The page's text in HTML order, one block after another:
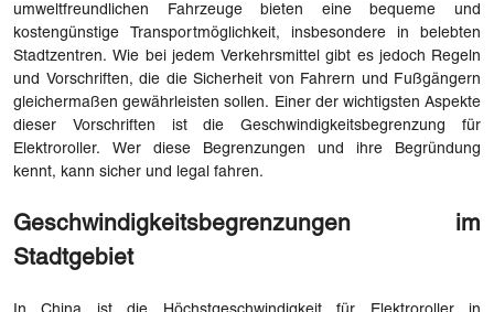
umweltfreundlichen Fahrzeuge bieten eine bequeme und
kostengünstige Transportmöglichkeit, insbesondere in belebten
Stadtzentren. Wie bei jedem Verkehrsmittel gibt es jedoch Regeln
und Vorschriften, die die Sicherheit von Fahrern und Fußgängern
gleichermaßen gewährleisten sollen. Einer der wichtigsten Aspekte
dieser Vorschriften ist die Geschwindigkeitsbegrenzung für
Elektroroller. Wer diese Begrenzungen und ihre Begründung
kennt, kann sicher und legal fahren.
Geschwindigkeitsbegrenzungen im
Stadtgebiet